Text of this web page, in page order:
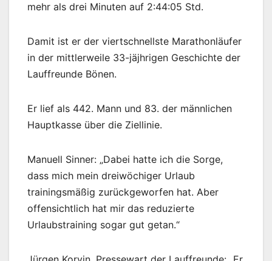
mehr als drei Minuten auf 2:44:05 Std.
Damit ist er der viertschnellste Marathonläufer
in der mittlerweile 33-jäjhrigen Geschichte der
Lauffreunde Bönen.
Er lief als 442. Mann und 83. der männlichen
Hauptkasse über die Ziellinie.
Manuell Sinner: „Dabei hatte ich die Sorge,
dass mich mein dreiwöchiger Urlaub
trainingsmäßig zurückgeworfen hat. Aber
offensichtlich hat mir das reduzierte
Urlaubstraining sogar gut getan.“